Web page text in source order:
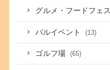
グルメ・フードフェス
バルイベント (13)
ゴルフ場 (65)